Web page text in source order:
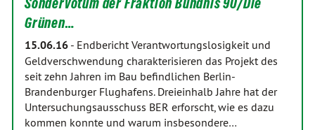
Grünen…
15.06.16 - Endbericht Verantwortungslosigkeit und
Geldverschwendung charakterisieren das Projekt des
seit zehn Jahren im Bau befindlichen Berlin-
Brandenburger Flughafens. Dreieinhalb Jahre hat der
Untersuchungsausschuss BER erforscht, wie es dazu
kommen konnte und warum insbesondere…